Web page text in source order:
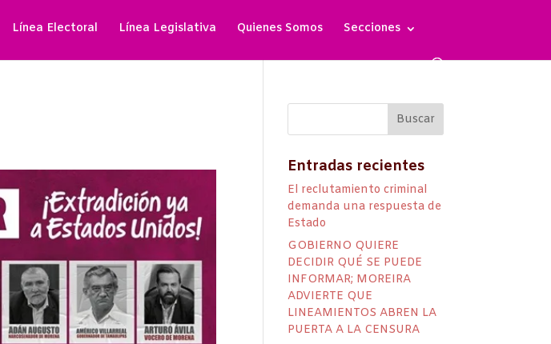
Línea Electoral Línea Legislativa Quienes Somos Secciones
Entradas recientes
El reclutamiento criminal
demanda una respuesta de
Estado
GOBIERNO QUIERE
DECIDIR QUÉ SE PUEDE
INFORMAR; MOREIRA
ADVIERTE QUE
LINEAMIENTOS ABREN LA
PUERTA A LA CENSURA